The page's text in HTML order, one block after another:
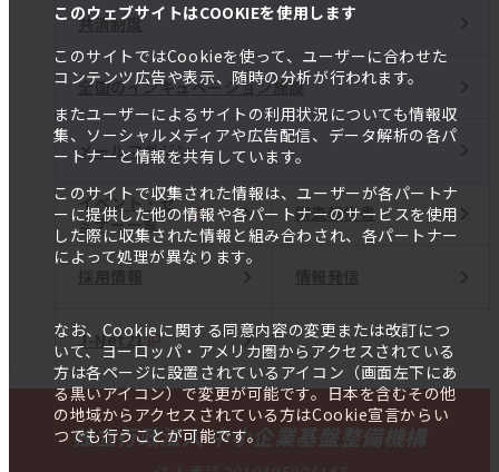
このウェブサイトはCOOKIEを使用します
このサイトではCookieを使って、ユーザーに合わせた
コンテンツ広告や表示、随時の分析が行われます。
またユーザーによるサイトの利用状況についても情報収
集、ソーシャルメディアや広告配信、データ解析の各パ
ートナーと情報を共有しています。
このサイトで収集された情報は、ユーザーが各パートナ
ーに提供した他の情報や各パートナーのサービスを使用
した際に収集された情報と組み合わされ、各パートナー
によって処理が異なります。
なお、Cookieに関する同意内容の変更または改訂につ
いて、ヨーロッパ・アメリカ圏からアクセスされている
方は各ページに設置されているアイコン（画面左下にあ
る黒いアイコン）で変更が可能です。日本を含むその他
の地域からアクセスされている方はCookie宣言からい
つでも行うことが可能です。
共済制度
全国のインキュベーション施設
メールマガジン
イベント・セ
ミナー一覧
調査報告書
J-Net21
独立行政法人 中小企業基盤整備機構